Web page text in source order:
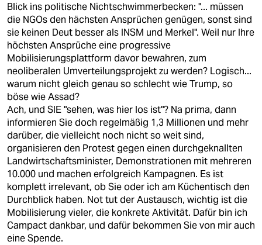
Blick ins politische Nichtschwimmerbecken: "... müssen
die NGOs den hächsten Ansprüchen genügen, sonst sind
sie keinen Deut besser als INSM und Merkel". Weil nur Ihre
höchsten Ansprüche eine progressive
Mobilisierungsplattform davor bewahren, zum
neoliberalen Umverteilungsprojekt zu werden? Logisch...
warum nicht gleich genau so schlecht wie Trump, so
böse wie Assad?
Ach, und SIE "sehen, was hier los ist"? Na prima, dann
informieren Sie doch regelmäßig 1,3 Millionen und mehr
darüber, die vielleicht noch nicht so weit sind,
organisieren den Protest gegen einen durchgeknallten
Landwirtschaftsminister, Demonstrationen mit mehreren
10.000 und machen erfolgreich Kampagnen. Es ist
komplett irrelevant, ob Sie oder ich am Küchentisch den
Durchblick haben. Not tut der Austausch, wichtig ist die
Mobilisierung vieler, die konkrete Aktivität. Dafür bin ich
Campact dankbar, und dafür bekommen Sie von mir auch
eine Spende.